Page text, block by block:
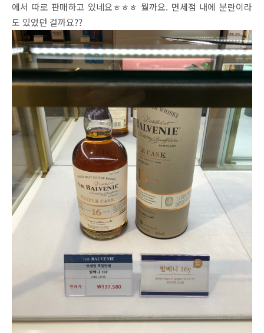
에서 따로 판매하고 있네요ㅎㅎㅎ 뭘까요. 면세점 내에 분란이라
도 있었던 걸까요??